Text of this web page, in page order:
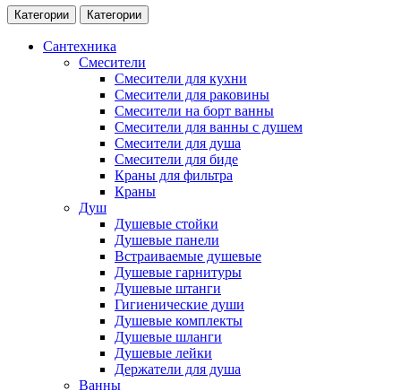
Категории Категории
Сантехника
Смесители
Смесители для кухни
Смесители для раковины
Смесители на борт ванны
Смесители для ванны с душем
Смесители для душа
Смесители для биде
Краны для фильтра
Краны
Душ
Душевые стойки
Душевые панели
Встраиваемые душевые
Душевые гарнитуры
Душевые штанги
Гигиенические души
Душевые комплекты
Душевые шланги
Душевые лейки
Держатели для душа
Ванны